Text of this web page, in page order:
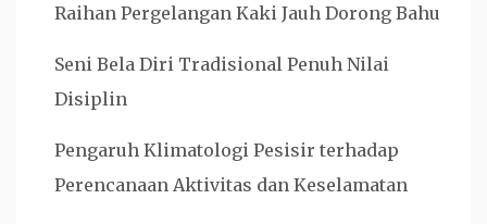
Raihan Pergelangan Kaki Jauh Dorong Bahu
Seni Bela Diri Tradisional Penuh Nilai
Disiplin
Pengaruh Klimatologi Pesisir terhadap
Perencanaan Aktivitas dan Keselamatan